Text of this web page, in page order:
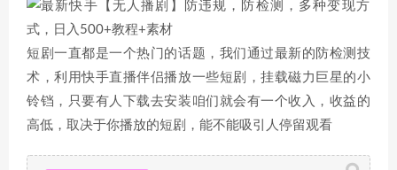
短剧一直都是一个热门的话题，我们通过最新的防检测技
术，利用快手直播伴侣播放一些短剧，挂载磁力巨星的小
铃铛，只要有人下载去安装咱们就会有一个收入，收益的
高低，取决于你播放的短剧，能不能吸引人停留观看